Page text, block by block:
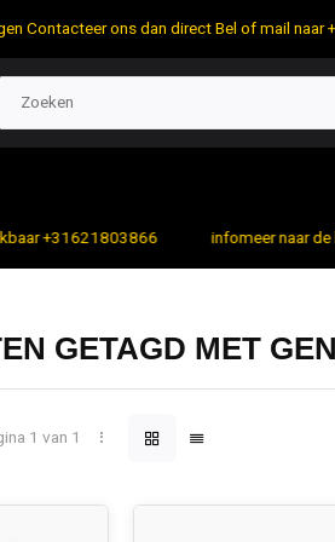
Contacteer ons dan direct Bel of mail
+31621803866 infomeer naar de
GETAGD MET
1 van 1